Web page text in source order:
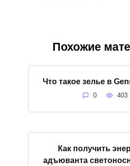
Похожие
Что такое зелье в
0 403
Как получить
адъюванта